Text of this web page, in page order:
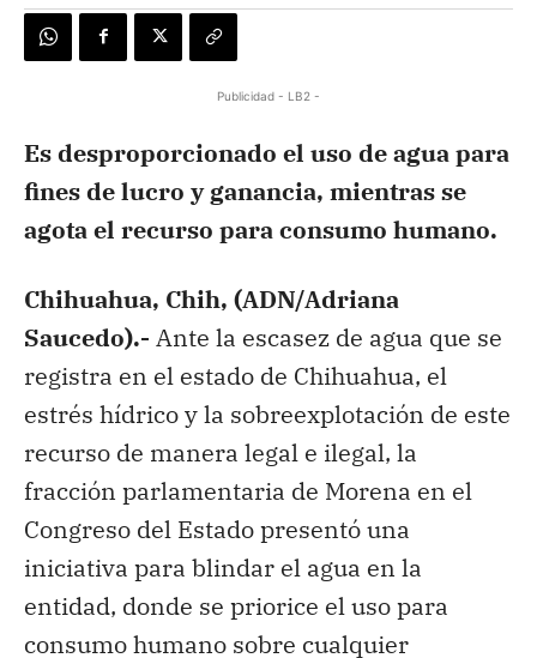
Publicidad - LB2 -
Es desproporcionado el uso de agua para
fines de lucro y ganancia, mientras se
agota el recurso para consumo humano.
Chihuahua, Chih, (ADN/Adriana
Saucedo).- Ante la escasez de agua que se
registra en el estado de Chihuahua, el
estrés hídrico y la sobreexplotación de este
recurso de manera legal e ilegal, la
fracción parlamentaria de Morena en el
Congreso del Estado presentó una
iniciativa para blindar el agua en la
entidad, donde se priorice el uso para
consumo humano sobre cualquier